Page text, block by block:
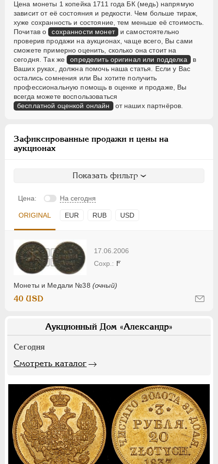
Цена монеты 1 копейка 1711 года БК (медь) напрямую
зависит от её состояния и редкости. Чем больше тираж,
хуже сохранность и состояние, тем меньше её стоимость.
Почитав о сохранности монет и самостоятельно
проверив продажи на аукционах, чаще всего, Вы сами
сможете примерно оценить, сколько она стоит на
сегодня. Так же определить оригинал или подделка в
Ваших руках, должна помочь наша статья. Если у Вас
остались сомнения или Вы хотите получить
профессиональную помощь в оценке и продаже, Вы
всегда можете воспользоваться
бесплатной оценкой онлайн от наших партнёров.
Зафиксированные продажи и цены на
аукционах
Показать фильтр
Цена: На сегодня
ORIGINAL EUR RUB USD
17.06.2006
Монеты и Медали №38 (очный)
F
40 USD
Аукционный Дом «Александр»
Сегодня
Смотреть каталог